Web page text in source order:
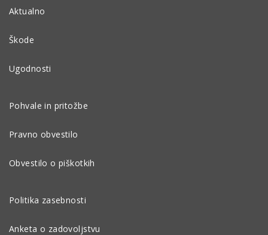
Aktualno
Škode
Ugodnosti
Pohvale in pritožbe
Pravno obvestilo
Obvestilo o piškotkih
Politika zasebnosti
Anketa o zadovoljstvu